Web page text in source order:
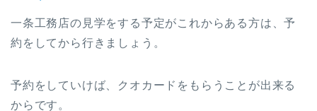
一条工務店の見学をする予定がこれからある方は、予
約をしてから行きましょう。
予約をしていけば、クオカードをもらうことが出来る
からです。